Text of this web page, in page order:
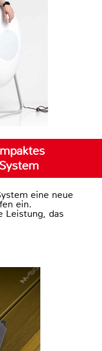
eine neue
ein.
Leistung, das